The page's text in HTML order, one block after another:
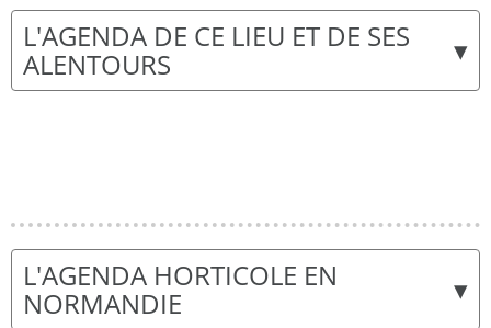
▾
L'AGENDA DE CE LIEU ET DE SES
ALENTOURS
▾
L'AGENDA HORTICOLE EN
NORMANDIE